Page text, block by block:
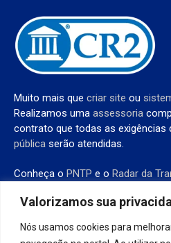
Valorizamos sua
Nós usamos cookies para
Muito mais que criar site ou
Realizamos uma assessoria
contrato que todas as exigências
pública serão atendidas.
Conheça o PNTP e o Radar da